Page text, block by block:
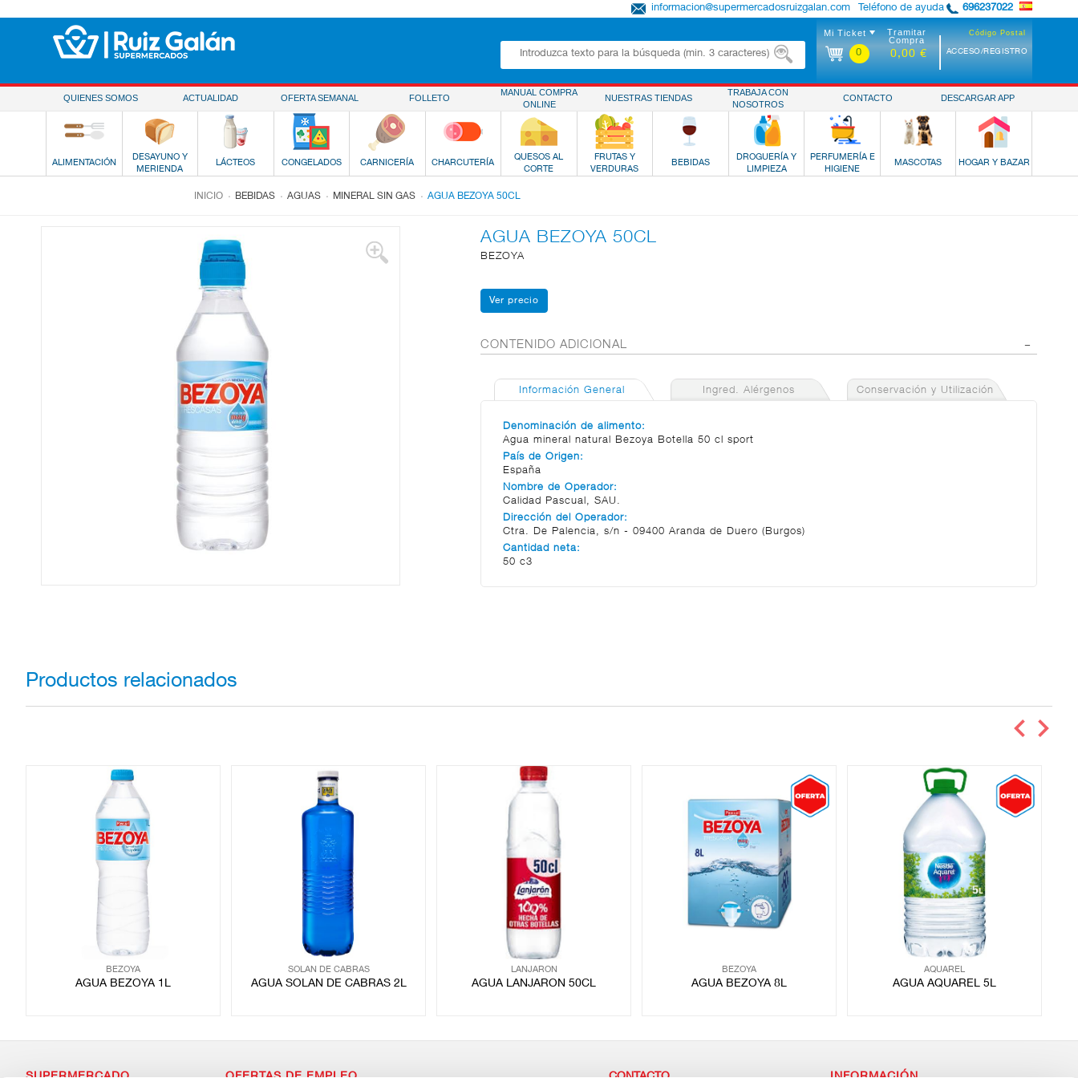
Teléfono de ayuda 696237022
informacion@supermercadosruizgalan.com
Código Postal
ACCESO/REGISTRO
Mi Ticket
0
Tramitar
Compra
0,00 €
QUIENES SOMOS ACTUALIDAD OFERTA SEMANAL FOLLETO
MANUAL COMPRA
ONLINE
NUESTRAS TIENDAS
TRABAJA CON
NOSOTROS
CONTACTO DESCARGAR APP
ALIMENTACIÓN
DESAYUNO Y
MERIENDA
LÁCTEOS CONGELADOS CARNICERÍA CHARCUTERÍA
QUESOS AL
CORTE
FRUTAS Y
VERDURAS
BEBIDAS
DROGUERÍA Y
LIMPIEZA
PERFUMERÍA E
HIGIENE
MASCOTAS HOGAR Y BAZAR
INICIO . BEBIDAS . AGUAS . MINERAL SIN GAS . AGUA BEZOYA 50CL
AGUA BEZOYA 50CL
BEZOYA
CONTENIDO ADICIONAL
Información General Ingred. Alérgenos Conservación y Utilización
Denominación de alimento:
Agua mineral natural Bezoya Botella 50 cl sport
País de Origen:
España
Nombre de Operador:
Calidad Pascual, SAU.
Dirección del Operador:
Ctra. De Palencia, s/n - 09400 Aranda de Duero (Burgos)
Cantidad neta:
50 c3
Productos relacionados
BEZOYA
AGUA BEZOYA 1L
SOLAN DE CABRAS
AGUA SOLAN DE CABRAS 2L
LANJARON
AGUA LANJARON 50CL
BEZOYA
AGUA BEZOYA 8L
AQUAREL
AGUA AQUAREL 5L